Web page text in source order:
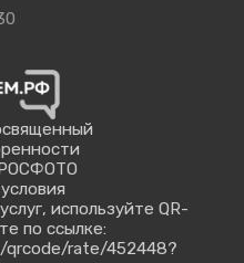
используйте QR-
по ссылке:
qrcode/rate/452448?